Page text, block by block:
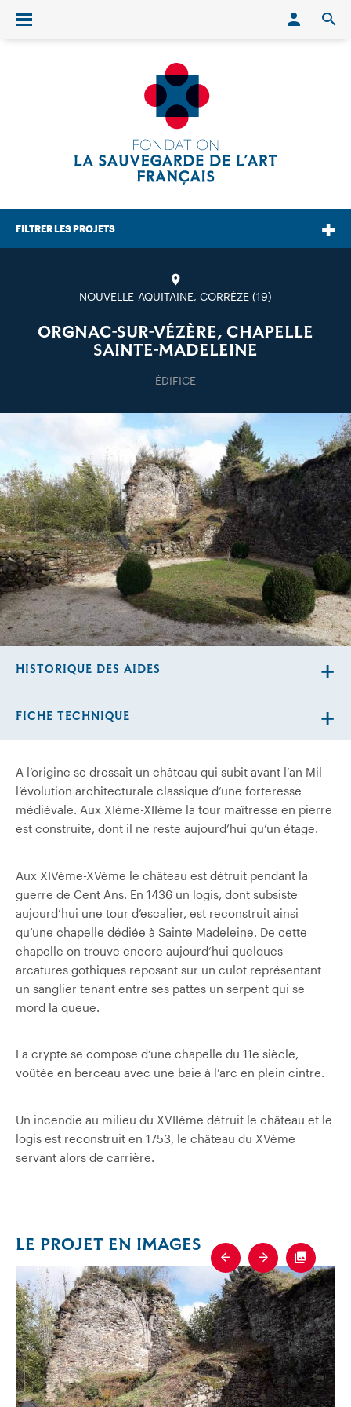
Ouvrir/fermer le menu
FILTRER LES PROJETS
NOUVELLE-AQUITAINE, CORRÈZE (19)
ORGNAC-SUR-VÉZÈRE, CHAPELLE
SAINTE-MADELEINE
ÉDIFICE
A l’origine se dressait un château qui subit avant l’an Mil
l’évolution architecturale classique d’une forteresse
médiévale. Aux XIème-XIIème la tour maîtresse en pierre
est construite, dont il ne reste aujourd’hui qu’un étage.
Aux XIVème-XVème le château est détruit pendant la
guerre de Cent Ans. En 1436 un logis, dont subsiste
aujourd’hui une tour d’escalier, est reconstruit ainsi
qu’une chapelle dédiée à Sainte Madeleine. De cette
chapelle on trouve encore aujourd’hui quelques
arcatures gothiques reposant sur un culot représentant
un sanglier tenant entre ses pattes un serpent qui se
mord la queue.
La crypte se compose d’une chapelle du 11e siècle,
voûtée en berceau avec une baie à l’arc en plein cintre.
Un incendie au milieu du XVIIème détruit le château et le
logis est reconstruit en 1753, le château du XVème
servant alors de carrière.
HISTORIQUE DES AIDES
FICHE TECHNIQUE
LE PROJET EN IMAGES
Previous
Next